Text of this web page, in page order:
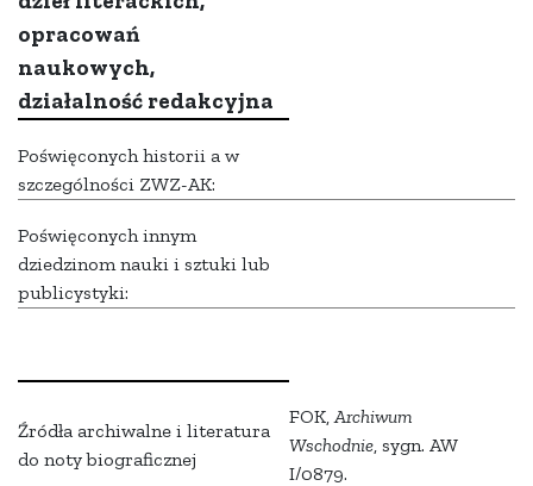
opracowań
naukowych,
działalność redakcyjna
Poświęconych historii a w
szczególności ZWZ-AK:
Poświęconych innym
dziedzinom nauki i sztuki lub
publicystyki:
Źródła archiwalne i literatura
do noty biograficznej
FOK,Archiwum
Wschodnie, sygn. AW
I/0879.